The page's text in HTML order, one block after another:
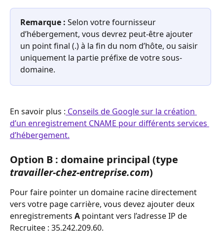
Remarque : Selon votre fournisseur
d’hébergement, vous devrez peut-être ajouter
un point final (.) à la fin du nom d’hôte, ou saisir
uniquement la partie préfixe de votre sous-
domaine.
En savoir plus : Conseils de Google sur la création
d’un enregistrement CNAME pour différents services
d’hébergement.
Option B : domaine principal (type
travailler-chez-entreprise.com)
Pour faire pointer un domaine racine directement
vers votre page carrière, vous devez ajouter deux
enregistrements A pointant vers l’adresse IP de
Recruitee : 35.242.209.60.